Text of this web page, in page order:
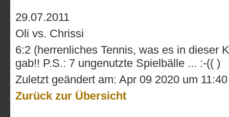
29.07.2011
Oli vs. Chrissi
6:2 (herrenliches Tennis, was es in dieser
gab!! P.S.: 7 ungenutzte Spielbälle ... :-(( )
Zuletzt geändert am: Apr 09 2020 um
Zurück zur Übersicht